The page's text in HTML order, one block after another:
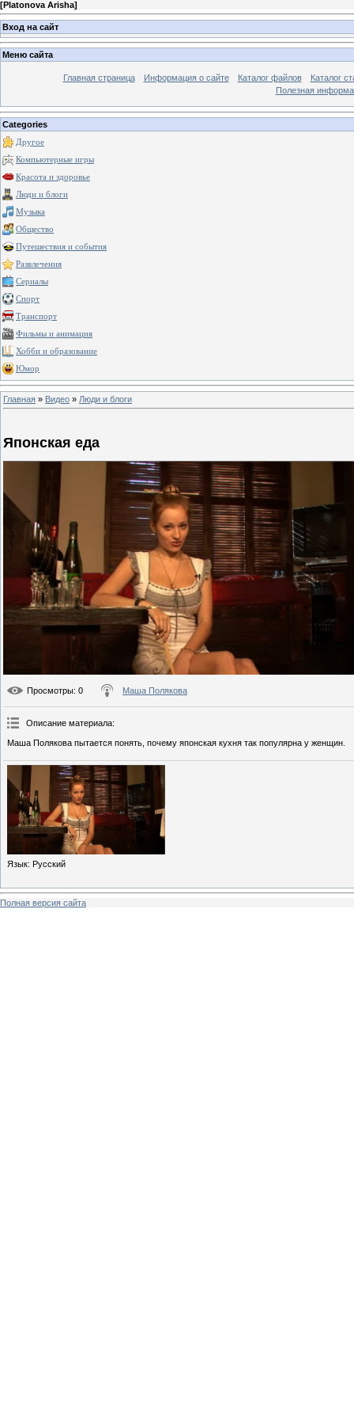
[Platonova Arisha]
Вход на сайт
Меню сайта
Главная страница Информация о сайте Каталог файлов
Каталог
Полезная
Categories
Другое
Компьютерные игры
Красота и здоровье
Люди и блоги
Музыка
Общество
Путешествия и события
Развлечения
Сериалы
Спорт
Транспорт
Фильмы и анимация
Хобби и образование
Юмор
Главная » Видео » Люди и блоги
Японская еда
Просмотры: 0 Маша Полякова
Описание материала:
Маша Полякова пытается понять, почему японская кухня так популярна у женщин.
Язык: Русский
Полная версия сайта